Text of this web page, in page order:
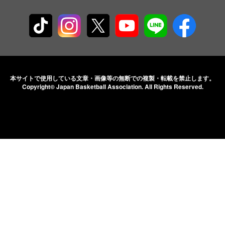
本サイトで使用している文章・画像等の無断での複製・転載を禁止します。
Copyright© Japan Basketball Association.All Rights Reserved.